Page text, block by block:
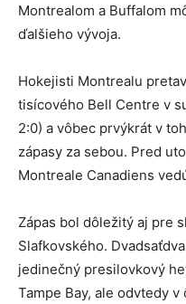
Montrealom a Buffalom
ďalšieho vývoja.
Hokejisti Montrealu
tisícového Bell Centre v
2:0) a vôbec prvýkrát v
zápasy za sebou. Pred
Montreale Canadiens
Zápas bol dôležitý aj pre
Slafkovského.
jedinečný presilovkový
Tampe Bay, ale odvtedy